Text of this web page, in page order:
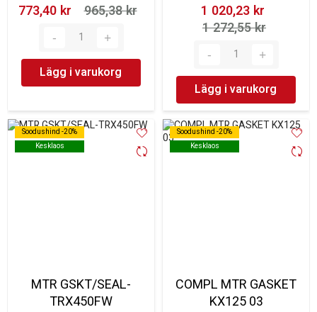
773,40 kr‎
965,38 kr‎
Lägg i varukorg
1 020,23 kr‎
1 272,55 kr‎
Lägg i varukorg
Soodushind -20%
Kesklaos
Soodushind -20%
Kesklaos
MTR GSKT/SEAL-
TRX450FW
Soodushind -20%
Kesklaos
Soodushind -20%
Kesklaos
COMPL MTR GASKET
KX125 03